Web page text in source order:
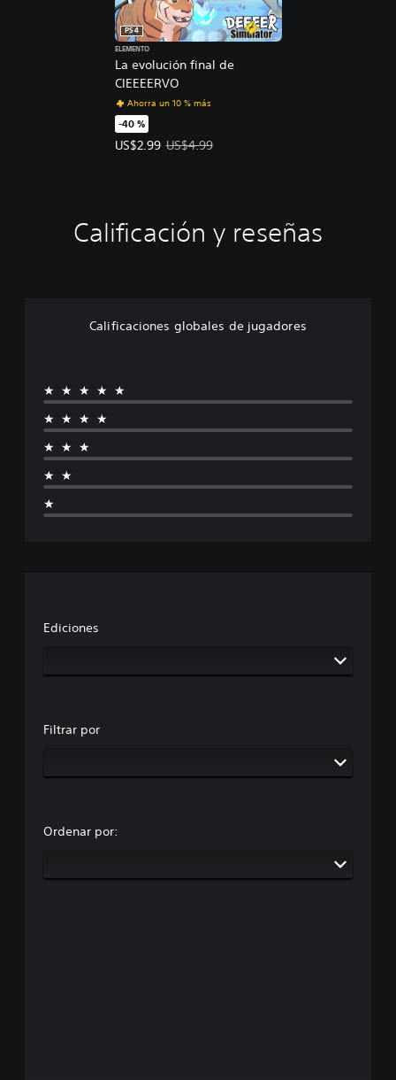
La evolución final de
CIEEEERVO
PS4
ELEMENTO
Ahorra un 10 % más
-40 %
US$2.99
Precio de la oferta: US$2.99. Precio original:
US$4.99
Calificación y reseñas
Calificaciones globales de jugadores
★★★★★
★★★★
★★★
★★
★
Ediciones
Filtrar por
Ordenar por: